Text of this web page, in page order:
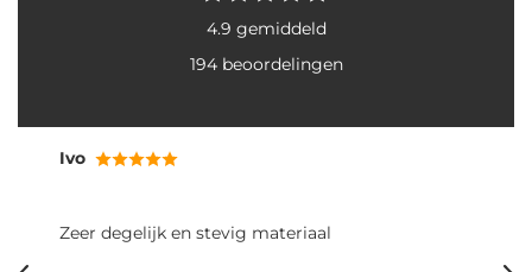
4.9 gemiddeld
194 beoordelingen
Ivo
Zeer degelijk en stevig materiaal